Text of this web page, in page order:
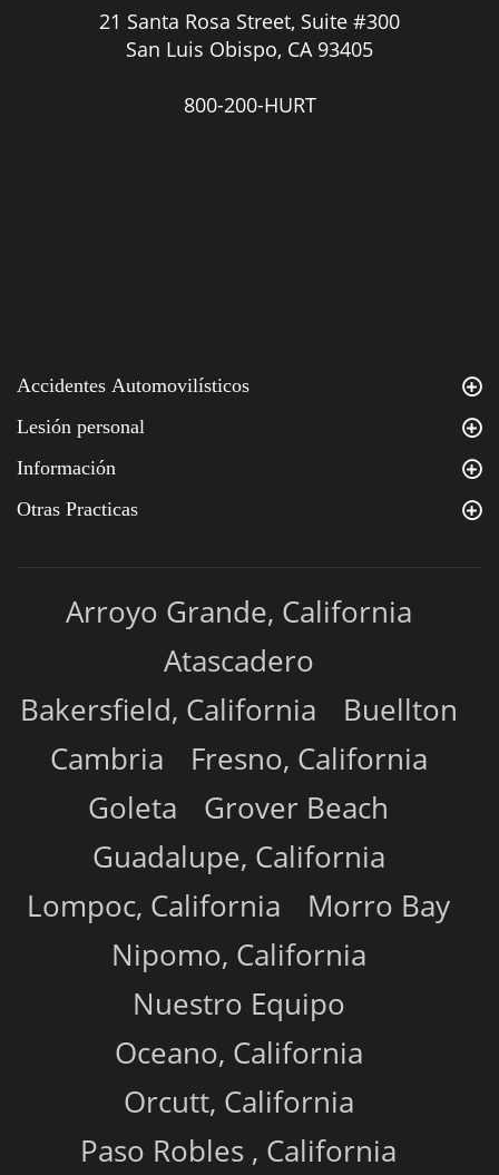
21 Santa Rosa Street, Suite #300
San Luis Obispo, CA 93405
800-200-HURT
Accidentes Automovilísticos
Lesión personal
Información
Otras Practicas
Arroyo Grande, California
Atascadero
Bakersfield, California
Buellton
Cambria
Fresno, California
Goleta
Grover Beach
Guadalupe, California
Lompoc, California
Morro Bay
Nipomo, California
Nuestro Equipo
Oceano, California
Orcutt, California
Paso Robles , California